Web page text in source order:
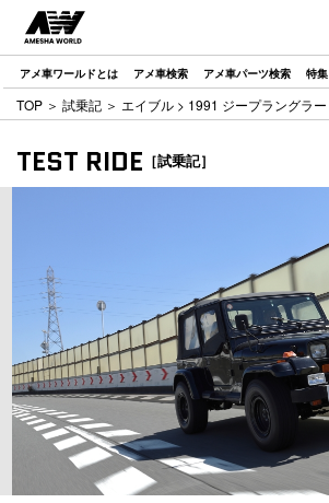
アメ車ワールドとは アメ車検索 アメ車パーツ検索 特集
TOP ＞ 試乗記 ＞ エイブル > 1991 ジープラングラー
TEST RIDE ［試乗記］